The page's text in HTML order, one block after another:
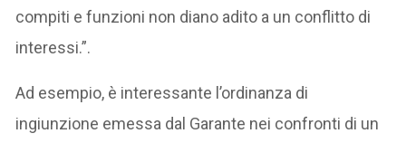
compiti e funzioni non diano adito a un conflitto di
interessi.”.
Ad esempio, è interessante l’ordinanza di
ingiunzione emessa dal Garante nei confronti di un